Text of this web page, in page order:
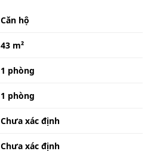
Căn hộ
43 m²
1 phòng
1 phòng
Chưa xác định
Chưa xác định